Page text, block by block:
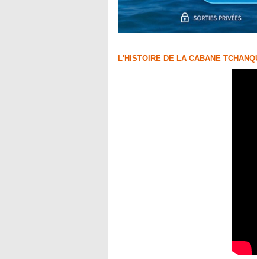
L'HISTOIRE DE LA CABANE